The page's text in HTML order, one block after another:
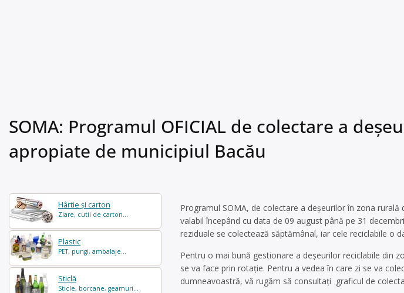
SOMA: Programul OFICIAL de colectare a
apropiate de municipiul Bacău
Hârtie și carton
Ziare, cutii de carton...
Plastic
PET, pungi, ambalaje...
Sticlă
Sticle, borcane, geamuri...
Programul SOMA, de colectare a deșeurilor în zona rurală
valabil începând cu data de 09 august până pe 31
reziduale se colectează săptămânal, iar cele reciclabile o
Pentru o mai bună gestionare a deșeurilor reciclabile din
se va face prin rotație. Pentru a vedea în care zi se va
dumneavoastră, vă rugăm să consultați graficul de